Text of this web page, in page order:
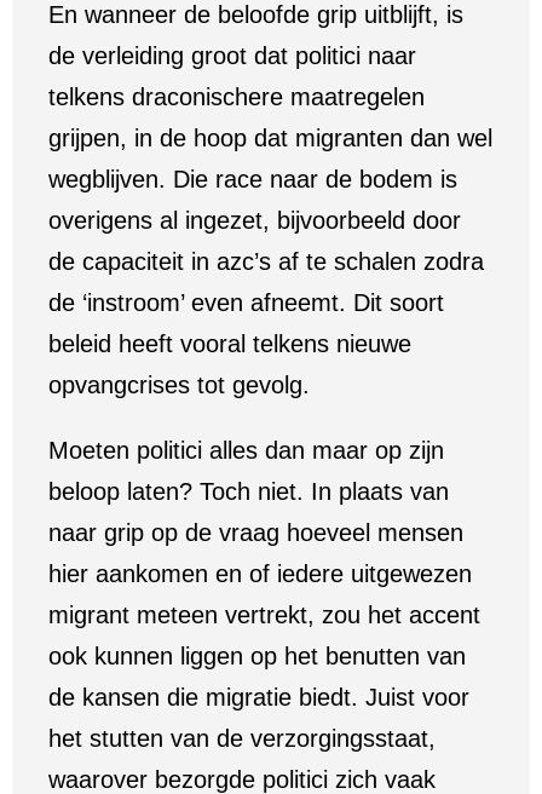
En wanneer de beloofde grip uitblijft, is
de verleiding groot dat politici naar
telkens draconischere maatregelen
grijpen, in de hoop dat migranten dan wel
wegblijven. Die race naar de bodem is
overigens al ingezet, bijvoorbeeld door
de capaciteit in azc’s af te schalen zodra
de ‘instroom’ even afneemt. Dit soort
beleid heeft vooral telkens nieuwe
opvangcrises tot gevolg.
Moeten politici alles dan maar op zijn
beloop laten? Toch niet. In plaats van
naar grip op de vraag hoeveel mensen
hier aankomen en of iedere uitgewezen
migrant meteen vertrekt, zou het accent
ook kunnen liggen op het benutten van
de kansen die migratie biedt. Juist voor
het stutten van de verzorgingsstaat,
waarover bezorgde politici zich vaak